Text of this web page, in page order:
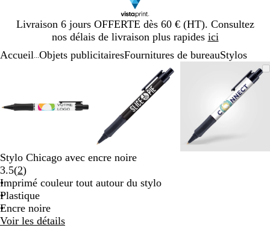
Livraison 6 jours OFFERTE dès 60 € (HT). Consultez
nos délais de livraison plus rapides ici
Diapositive
1
Accueil Objets publicitairesFournitures de bureauStylos
plus
zoomer
les
fléchées
pour
Image
zoomable
minimum
Cliquez
pour
développer
Utilisez
touches
plus
et
zoomer
les
Image
zoomable
minimum
Cliquez
pour
Utilisez
touches
plus
et
3
Stylo Chicago avec encre noire
3.5(2Lire
les
2
avis
)
Imprimé couleur tout autour du stylo
Plastique
Encre noire
Voir les détails